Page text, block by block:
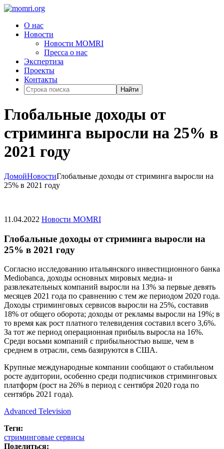
О нас
Новости
Новости MOMRI
Пресса о нас
Экспертиза
Проекты
Контакты
Найти
Глобальные доходы от
стриминга выросли на 25% в
2021 году
ДомойНовостиГлобальные доходы от стриминга выросли на
25% в 2021 году
11.04.2022 Новости MOMRI
Глобальные доходы от стриминга выросли на
25% в 2021 году
Согласно исследованию итальянского инвестиционного банка
Mediobanca, доходы основных мировых медиа- и
развлекательных компаний выросли на 13% за первые девять
месяцев 2021 года по сравнению с тем же периодом 2020 года.
Доходы стриминговых сервисов выросли на 25%, составив
18% от общего оборота; доходы от рекламы выросли на 19%; в
то время как рост платного телевидения составил всего 3,6%.
За тот же период операционная прибыль выросла на 16%.
Среди восьми компаний с прибыльностью выше, чем в
среднем в отрасли, семь базируются в США.
Крупные международные компании сообщают о стабильном
росте аудитории, особенно среди подписчиков стриминговых
платформ (рост на 26% в период с сентября 2020 года по
сентябрь 2021 года).
Advanced Television
Теги:
стриминговые сервисы
Поделиться: